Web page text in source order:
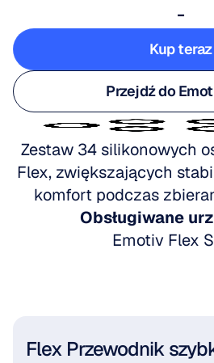
-
Kup teraz
Kup teraz
Przejdź do
Przejdź do
Zestaw 34 silikonowych
Flex, zwiększających
komfort podczas
Obsługiwane
Emotiv Flex
Flex Przewodnik